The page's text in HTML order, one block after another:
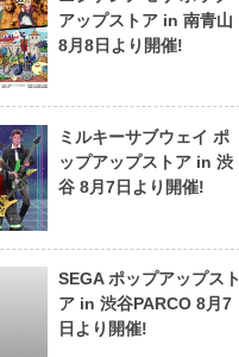
アップストア in 南青山
8月8日より開催!
ミルキーサブウェイ ポ
ップアップストア in 渋
谷 8月7日より開催!
SEGA ポップアップスト
ア in 渋谷PARCO 8月7
日より開催!